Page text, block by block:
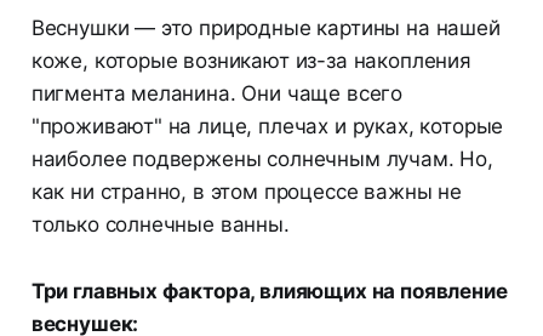
Веснушки — это природные картины на нашей
коже, которые возникают из-за накопления
пигмента меланина. Они чаще всего
"проживают" на лице, плечах и руках, которые
наиболее подвержены солнечным лучам. Но,
как ни странно, в этом процессе важны не
только солнечные ванны.
Три главных фактора, влияющих на появление
веснушек: